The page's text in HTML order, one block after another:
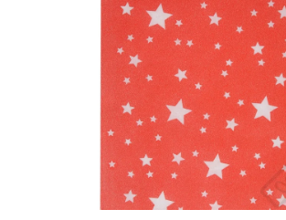
BARVY NA OBLIČEJ A VLASY
BUBLIFUKY
DORTOVÉ SVÍČKY A OZDOBY
DÁRKOVÉ TAŠKY A SÁČKY